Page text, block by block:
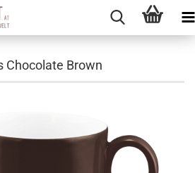
Chocolate Brown